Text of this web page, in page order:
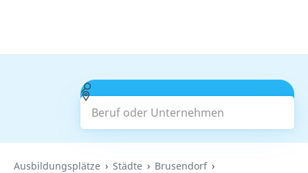
Beruf oder Unternehmen
Suchen
Ausbildungsplätze Städte
Brusendorf